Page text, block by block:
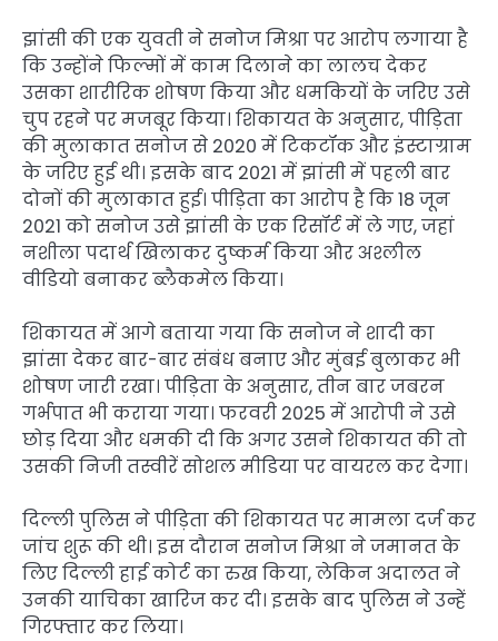
झांसी की एक युवती ने सनोज मिश्रा पर आरोप लगाया है
कि उन्होंने फिल्मों में काम दिलाने का लालच देकर
उसका शारीरिक शोषण किया और धमकियों के जरिए उसे
चुप रहने पर मजबूर किया। शिकायत के अनुसार, पीड़िता
की मुलाकात सनोज से 2020 में टिकटॉक और इंस्टाग्राम
के जरिए हुई थी। इसके बाद 2021 में झांसी में पहली बार
दोनों की मुलाकात हुई। पीड़िता का आरोप है कि 18 जून
2021 को सनोज उसे झांसी के एक रिसॉर्ट में ले गए, जहां
नशीला पदार्थ खिलाकर दुष्कर्म किया और अश्लील
वीडियो बनाकर ब्लैकमेल किया।
शिकायत में आगे बताया गया कि सनोज ने शादी का
झांसा देकर बार-बार संबंध बनाए और मुंबई बुलाकर भी
शोषण जारी रखा। पीड़िता के अनुसार, तीन बार जबरन
गर्भपात भी कराया गया। फरवरी 2025 में आरोपी ने उसे
छोड़ दिया और धमकी दी कि अगर उसने शिकायत की तो
उसकी निजी तस्वीरें सोशल मीडिया पर वायरल कर देगा।
दिल्ली पुलिस ने पीड़िता की शिकायत पर मामला दर्ज कर
जांच शुरू की थी। इस दौरान सनोज मिश्रा ने जमानत के
लिए दिल्ली हाई कोर्ट का रुख किया, लेकिन अदालत ने
उनकी याचिका खारिज कर दी। इसके बाद पुलिस ने उन्हें
गिरफ्तार कर लिया।